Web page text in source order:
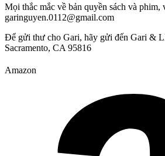
Mọi thắc mắc về bản quyền sách và
garinguyen.0112@gmail.com
Để gửi thư cho Gari, hãy gửi đến Gari &
Sacramento, CA 95816
Amazon